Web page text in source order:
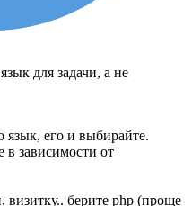
для задачи, а не
язык, его и выбирайте.
в зависимости от
визитку.. берите php (проще